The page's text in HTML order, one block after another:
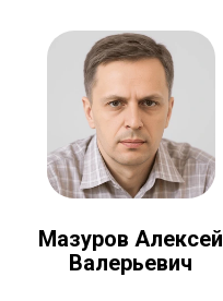
Мазуров Алексей
Валерьевич